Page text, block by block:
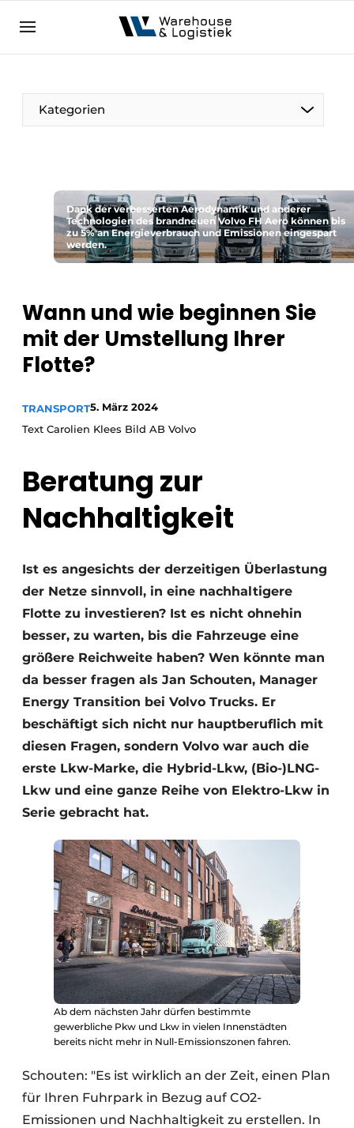
NL EN
Kategorien
Dank der verbesserten Aerodynamik und anderer
Technologien des brandneuen Volvo FH Aero können bis
zu 5% an Energieverbrauch und Emissionen eingespart
werden.
Wann und wie beginnen Sie
mit der Umstellung Ihrer
Flotte?
TRANSPORT5. März 2024
Text Carolien Klees Bild AB Volvo
Beratung zur
Nachhaltigkeit
Ist es angesichts der derzeitigen Überlastung
der Netze sinnvoll, in eine nachhaltigere
Flotte zu investieren? Ist es nicht ohnehin
besser, zu warten, bis die Fahrzeuge eine
größere Reichweite haben? Wen könnte man
da besser fragen als Jan Schouten, Manager
Energy Transition bei Volvo Trucks. Er
beschäftigt sich nicht nur hauptberuflich mit
diesen Fragen, sondern Volvo war auch die
erste Lkw-Marke, die Hybrid-Lkw, (Bio-)LNG-
Lkw und eine ganze Reihe von Elektro-Lkw in
Serie gebracht hat.
Ab dem nächsten Jahr dürfen bestimmte
gewerbliche Pkw und Lkw in vielen Innenstädten
bereits nicht mehr in Null-Emissionszonen fahren.
Schouten: "Es ist wirklich an der Zeit, einen Plan
für Ihren Fuhrpark in Bezug auf CO2-
Emissionen und Nachhaltigkeit zu erstellen. In